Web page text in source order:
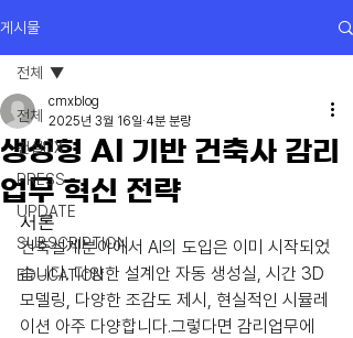
게시물
전체
건설DX
PRESS
UPDATE
SUBSCRIPTION
EDUCATION
전체
생성형 AI 기반 건축사 감리
업무 혁신 전략
cmxblog
2025년 3월 16일 4분 분량
서론
건축설계분야에서 AI의 도입은 이미 시작되었
습니다. 다양한 설계안 자동 생성실, 시간 3D
모델링, 다양한 조감도 제시, 현실적인 시뮬레
이션 아주 다양합니다.그렇다면 감리업무에